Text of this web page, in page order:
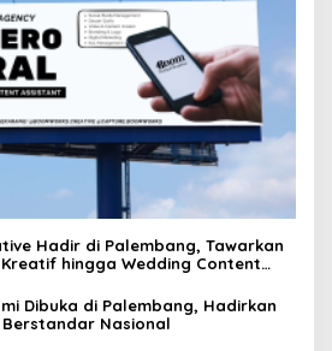
Hadir di Palembang, Tawarkan
hingga Wedding Content
Dibuka di Palembang, Hadirkan
Nasional